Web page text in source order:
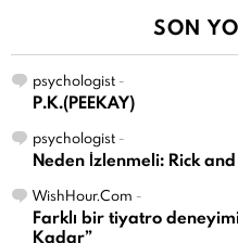
SON
psychologist -
P.K.(PEEKAY)
psychologist -
Neden İzlenmeli: Rick
WishHour.Com -
Farklı bir tiyatro
Kadar”